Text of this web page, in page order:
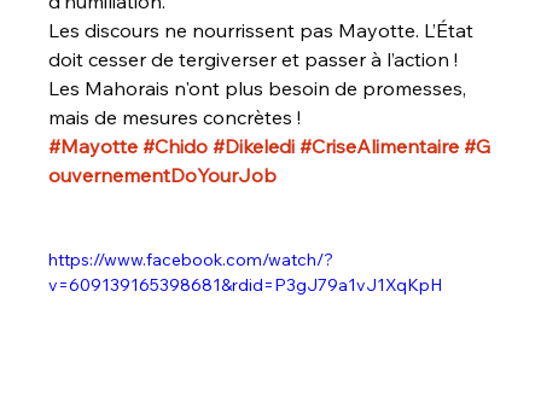
Les discours ne nourrissent pas Mayotte. L’État
doit cesser de tergiverser et passer à l’action !
Les Mahorais n'ont plus besoin de promesses,
mais de mesures concrètes !
#Mayotte #Chido #Dikeledi #CriseAlimentaire #G
ouvernementDoYourJob
https://www.facebook.com/watch/?
v=609139165398681&rdid=P3gJ79a1vJ1XqKpH